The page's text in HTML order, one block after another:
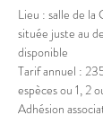
Lieu : salle de la
située juste au
disponible
Tarif annuel :
espèces ou 1, 2
Adhésion